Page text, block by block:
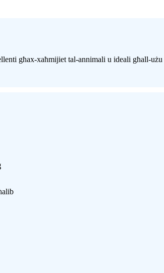
għax-xaħmijiet tal-annimali u ideali għall-